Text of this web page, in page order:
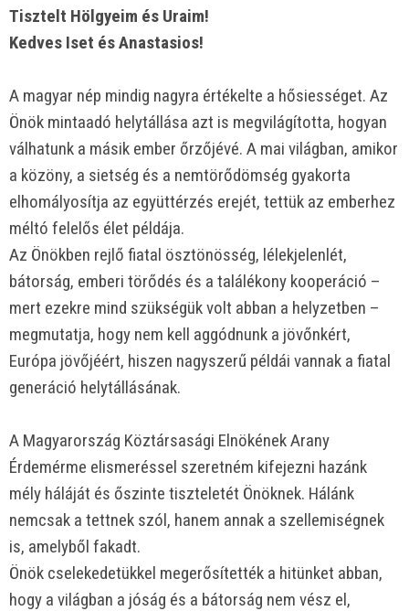
Tisztelt Hölgyeim és Uraim!
Kedves Iset és Anastasios!
A magyar nép mindig nagyra értékelte a hősiességet. Az
Önök mintaadó helytállása azt is megvilágította, hogyan
válhatunk a másik ember őrzőjévé. A mai világban, amikor
a közöny, a sietség és a nemtörődömség gyakorta
elhomályosítja az együttérzés erejét, tettük az emberhez
méltó felelős élet példája.
Az Önökben rejlő fiatal ösztönösség, lélekjelenlét,
bátorság, emberi törődés és a találékony kooperáció –
mert ezekre mind szükségük volt abban a helyzetben –
megmutatja, hogy nem kell aggódnunk a jövőnkért,
Európa jövőjéért, hiszen nagyszerű példái vannak a fiatal
generáció helytállásának.
A Magyarország Köztársasági Elnökének Arany
Érdemérme elismeréssel szeretném kifejezni hazánk
mély háláját és őszinte tiszteletét Önöknek. Hálánk
nemcsak a tettnek szól, hanem annak a szellemiségnek
is, amelyből fakadt.
Önök cselekedetükkel megerősítették a hitünket abban,
hogy a világban a jóság és a bátorság nem vész el,